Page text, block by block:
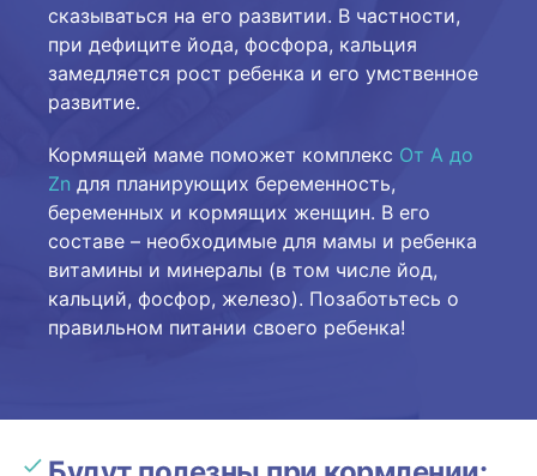
сказываться на его развитии. В частности,
при дефиците йода, фосфора, кальция
замедляется рост ребенка и его умственное
развитие.
Кормящей маме поможет комплекс От А до
Zn для планирующих беременность,
беременных и кормящих женщин. В его
составе – необходимые для мамы и ребенка
витамины и минералы (в том числе йод,
кальций, фосфор, железо). Позаботьтесь о
правильном питании своего ребенка!